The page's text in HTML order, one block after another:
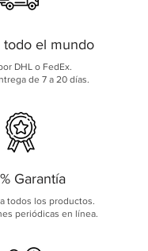
todo el mundo
DHL o FedEx.
de 7 a 20 días.
Garantía
todos los productos.
periódicas en línea.